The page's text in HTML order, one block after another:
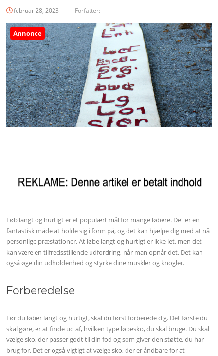
februar 28, 2023 Forfatter:
Annonce
Løb langt og hurtigt er et populært mål for mange løbere. Det er en
fantastisk måde at holde sig i form på, og det kan hjælpe dig med at nå
personlige præstationer. At løbe langt og hurtigt er ikke let, men det
kan være en tilfredsstillende udfordring, når man opnår det. Det kan
også øge din udholdenhed og styrke dine muskler og knogler.
Forberedelse
Før du løber langt og hurtigt, skal du først forberede dig. Det første du
skal gøre, er at finde ud af, hvilken type løbesko, du skal bruge. Du skal
vælge sko, der passer godt til din fod og som giver den støtte, du har
brug for. Det er også vigtigt at vælge sko, der er åndbare for at